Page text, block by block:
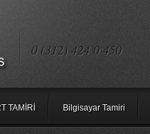
0 (312) 424 0 450
TAMİRİ Bilgisayar Tamiri